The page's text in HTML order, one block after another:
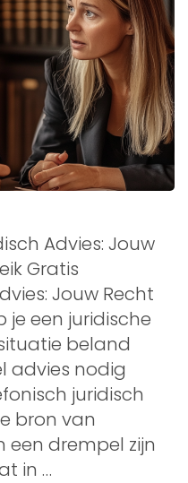
Advies: Jouw
Gratis
Jouw Recht
je een juridische
beland
advies nodig
juridisch
bron van
een drempel zijn
in …